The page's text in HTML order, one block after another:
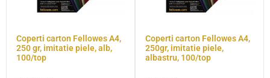
Coperti carton Fellowes A4,
250 gr, imitatie piele, alb,
100/top
Coperti carton Fellowes A4,
250gr, imitatie piele,
albastru, 100/top